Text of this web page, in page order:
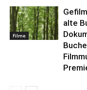
Filme
alte